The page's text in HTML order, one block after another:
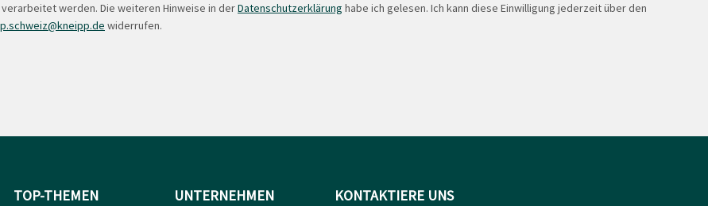
werden. Die weiteren Hinweise in derDatenschutzerklärung habe ich gelesen. Ich kann diese Einwilligung jederzeit über den
widerrufen.
TOP-THEMEN
UNTERNEHMEN
KONTAKTIERE UNS